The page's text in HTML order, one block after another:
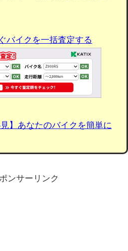
バイクを一括査定する
見】あなたのバイクを簡単に
ンサーリンク